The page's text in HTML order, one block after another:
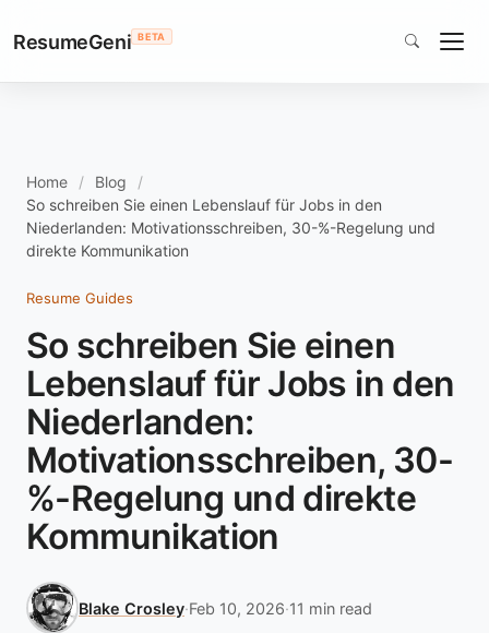
ResumeGeni BETA
Home
Blog
So schreiben Sie einen Lebenslauf für Jobs in den
Niederlanden: Motivationsschreiben, 30-%-Regelung und
direkte Kommunikation
Resume Guides
So schreiben Sie einen
Lebenslauf für Jobs in den
Niederlanden:
Motivationsschreiben, 30-
%-Regelung und direkte
Kommunikation
Blake Crosley·Feb 10, 2026·11 min read